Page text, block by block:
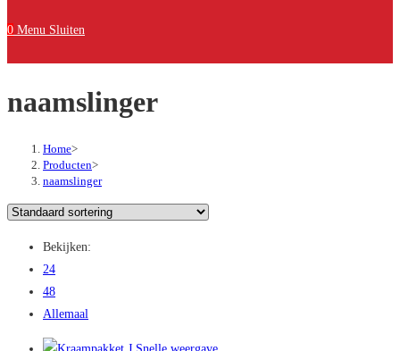
0 Menu Sluiten
naamslinger
Home>
Producten>
naamslinger
Bekijken:
24
48
Allemaal